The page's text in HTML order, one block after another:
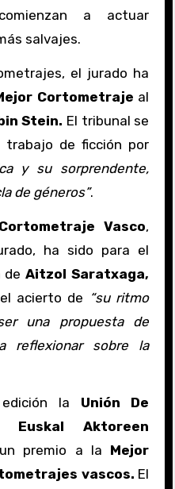
a actuar
salvajes.
el jurado ha
Cortometraje al
Stein. El tribunal se
de ficción por
y su sorprendente,
de géneros”.
Vasco,
ha sido para el
deAitzol Saratxaga,
acierto de “su ritmo
una propuesta de
reflexionar sobre la
la Unión De
Aktoreen
premio a la Mejor
vascos. El